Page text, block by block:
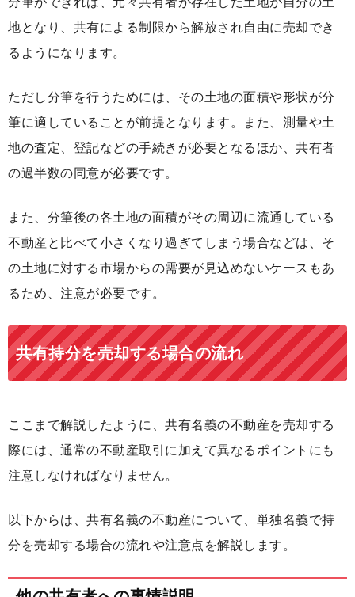
地となり、共有による制限から解放され自由に売却でき
るようになります。
ただし分筆を行うためには、その土地の面積や形状が分
筆に適していることが前提となります。また、測量や土
地の査定、登記などの手続きが必要となるほか、共有者
の過半数の同意が必要です。
また、分筆後の各土地の面積がその周辺に流通している
不動産と比べて小さくなり過ぎてしまう場合などは、そ
の土地に対する市場からの需要が見込めないケースもあ
るため、注意が必要です。
共有持分を売却する場合の流れ
ここまで解説したように、共有名義の不動産を売却する
際には、通常の不動産取引に加えて異なるポイントにも
注意しなければなりません。
以下からは、共有名義の不動産について、単独名義で持
分を売却する場合の流れや注意点を解説します。